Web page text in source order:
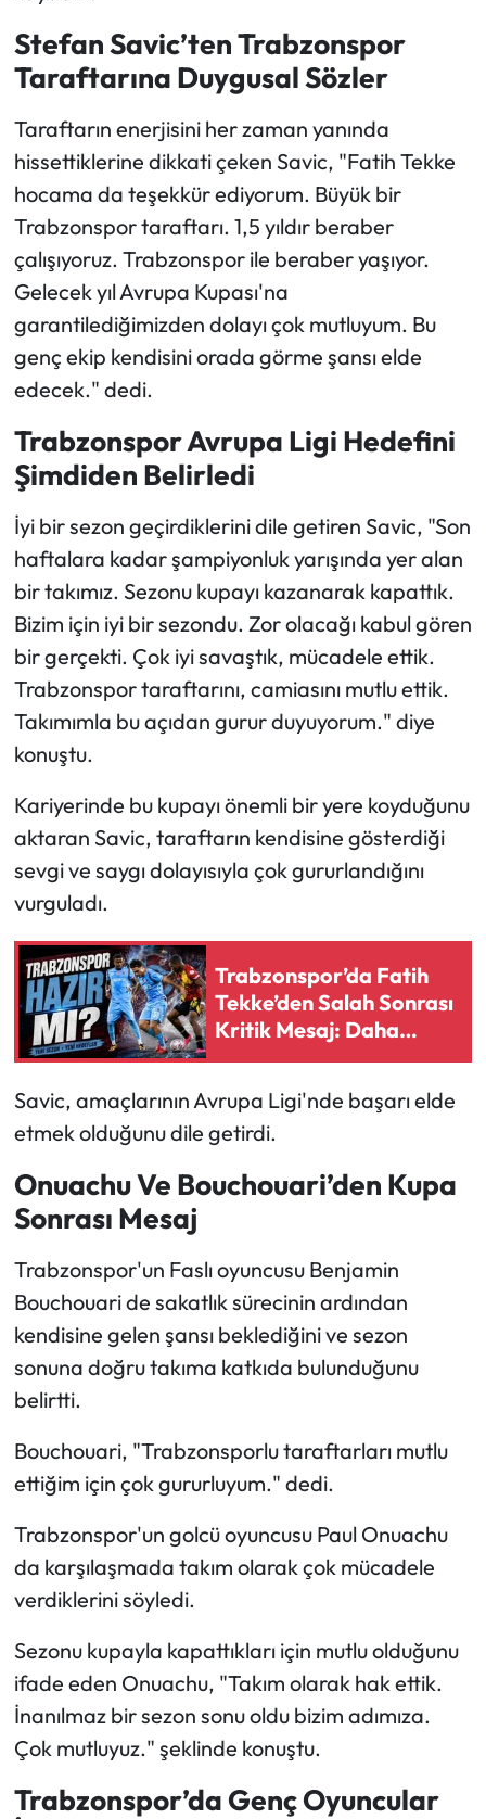
Stefan Savic’ten Trabzonspor
Taraftarına Duygusal Sözler
Taraftarın enerjisini her zaman yanında
hissettiklerine dikkati çeken Savic, "Fatih Tekke
hocama da teşekkür ediyorum. Büyük bir
Trabzonspor taraftarı. 1,5 yıldır beraber
çalışıyoruz. Trabzonspor ile beraber yaşıyor.
Gelecek yıl Avrupa Kupası'na
garantilediğimizden dolayı çok mutluyum. Bu
genç ekip kendisini orada görme şansı elde
edecek." dedi.
Trabzonspor Avrupa Ligi Hedefini
Şimdiden Belirledi
İyi bir sezon geçirdiklerini dile getiren Savic, "Son
haftalara kadar şampiyonluk yarışında yer alan
bir takımız. Sezonu kupayı kazanarak kapattık.
Bizim için iyi bir sezondu. Zor olacağı kabul gören
bir gerçekti. Çok iyi savaştık, mücadele ettik.
Trabzonspor taraftarını, camiasını mutlu ettik.
Takımımla bu açıdan gurur duyuyorum." diye
konuştu.
Kariyerinde bu kupayı önemli bir yere koyduğunu
aktaran Savic, taraftarın kendisine gösterdiği
sevgi ve saygı dolayısıyla çok gururlandığını
vurguladı.
Trabzonspor’da Fatih
Tekke’den Salah Sonrası
Kritik Mesaj: Daha
Fazlası Gerek
Savic, amaçlarının Avrupa Ligi'nde başarı elde
etmek olduğunu dile getirdi.
Onuachu Ve Bouchouari’den Kupa
Sonrası Mesaj
Trabzonspor'un Faslı oyuncusu Benjamin
Bouchouari de sakatlık sürecinin ardından
kendisine gelen şansı beklediğini ve sezon
sonuna doğru takıma katkıda bulunduğunu
belirtti.
Bouchouari, "Trabzonsporlu taraftarları mutlu
ettiğim için çok gururluyum." dedi.
Trabzonspor'un golcü oyuncusu Paul Onuachu
da karşılaşmada takım olarak çok mücadele
verdiklerini söyledi.
Sezonu kupayla kapattıkları için mutlu olduğunu
ifade eden Onuachu, "Takım olarak hak ettik.
İnanılmaz bir sezon sonu oldu bizim adımıza.
Çok mutluyuz." şeklinde konuştu.
Trabzonspor’da Genç Oyuncular